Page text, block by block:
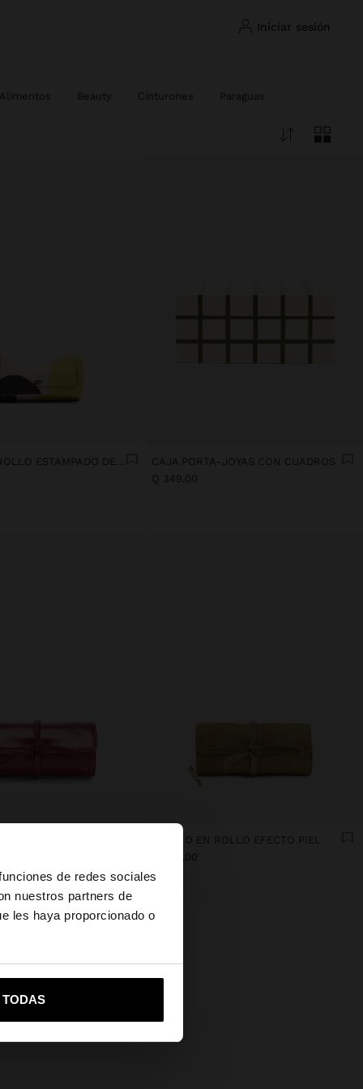
de redes sociales
nuestros partners de
les haya proporcionado o
TODAS
iniciar sesión
×
a United States
Beauty Cinturones Paraguas
JOYERO EN ROLLO ESTAMPADO DE NYLON
CAJA PORTA-JOYAS CON CUADROS
Q 349,00
JOYERO EN ROLLO EFECTO PIEL
Q 249,00